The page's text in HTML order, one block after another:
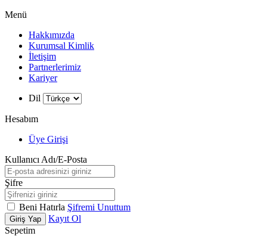
Menü
Hakkımızda
Kurumsal Kimlik
İletişim
Partnerlerimiz
Kariyer
Dil
Hesabım
Üye Girişi
Kullanıcı Adı/E-Posta
Şifre
Beni Hatırla Şifremi Unuttum
Giriş Yap
Kayıt Ol
Sepetim